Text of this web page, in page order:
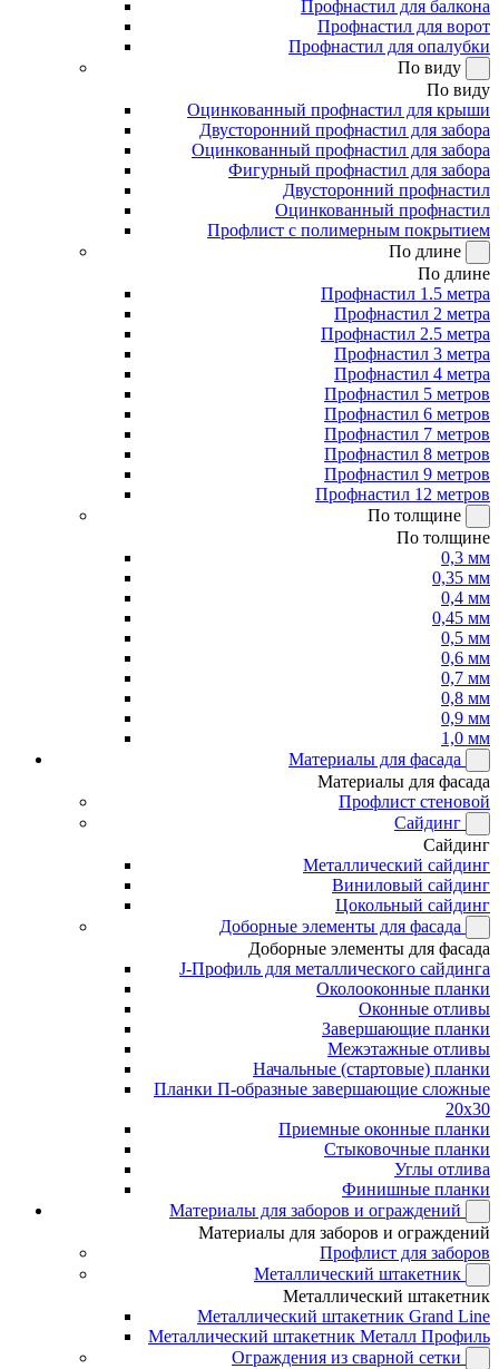
Профнастил для балкона
Профнастил для ворот
Профнастил для опалубки
По виду
По виду
Оцинкованный профнастил для крыши
Двусторонний профнастил для забора
Оцинкованный профнастил для забора
Фигурный профнастил для забора
Двусторонний профнастил
Оцинкованный профнастил
Профлист с полимерным покрытием
По длине
По длине
Профнастил 1.5 метра
Профнастил 2 метра
Профнастил 2.5 метра
Профнастил 3 метра
Профнастил 4 метра
Профнастил 5 метров
Профнастил 6 метров
Профнастил 7 метров
Профнастил 8 метров
Профнастил 9 метров
Профнастил 12 метров
По толщине
По толщине
0,3 мм
0,35 мм
0,4 мм
0,45 мм
0,5 мм
0,6 мм
0,7 мм
0,8 мм
0,9 мм
1,0 мм
Материалы для фасада
Материалы для фасада
Профлист стеновой
Сайдинг
Сайдинг
Металлический сайдинг
Виниловый сайдинг
Цокольный сайдинг
Доборные элементы для фасада
Доборные элементы для фасада
J-Профиль для металлического сайдинга
Околооконные планки
Оконные отливы
Завершающие планки
Межэтажные отливы
Начальные (стартовые) планки
Планки П-образные завершающие сложные
20x30
Приемные оконные планки
Стыковочные планки
Углы отлива
Финишные планки
Материалы для заборов и ограждений
Материалы для заборов и ограждений
Профлист для заборов
Металлический штакетник
Металлический штакетник
Металлический штакетник Grand Line
Металлический штакетник Металл Профиль
Ограждения из сварной сетки